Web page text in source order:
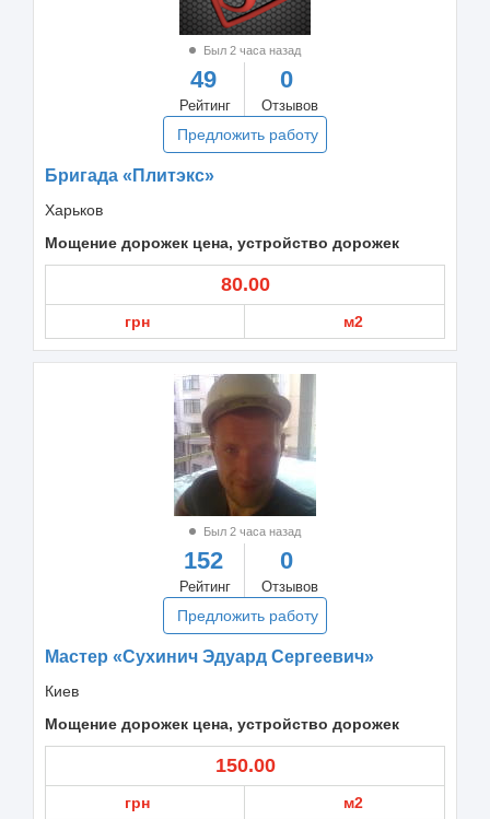
Был 2 часа назад
49
Рейтинг
0
Отзывов
Предложить работу
Бригада «Плитэкс»
Харьков
Мощение дорожек цена, устройство дорожек
80.00
грн м2
Был 2 часа назад
152
Рейтинг
0
Отзывов
Предложить работу
Мастер «Сухинич Эдуард Сергеевич»
Киев
Мощение дорожек цена, устройство дорожек
150.00
грн м2